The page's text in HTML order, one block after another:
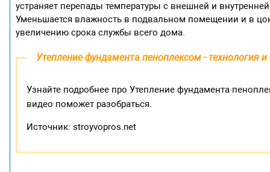
устраняет перепады температуры с внешней и
Уменьшается влажность в подвальном помещении и в
увеличению срока службы всего дома.
Утепление фундамента пеноплексом - технология
Узнайте подробнее про Утепление фундамента
видео поможет разобраться.
Источник: stroyvopros.net